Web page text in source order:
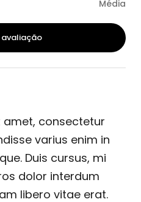
Média
avaliação
amet, consectetur
varius enim in
Duis cursus, mi
dolor interdum
libero vitae erat.